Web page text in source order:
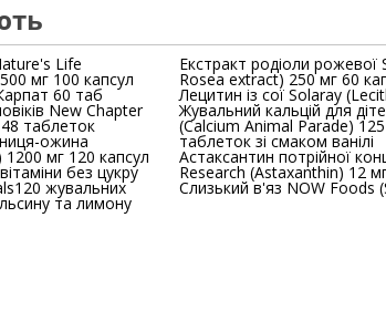
Life
мг 100 капсул
60 таб
New Chapter
таблеток
ожина
мг 120 капсул
без цукру
жувальних
та лимону
Екстракт родіоли рожевої
Rosea extract) 250 мг 60
Лецитин із сої Solaray
Жувальний кальцій для
(Calcium Animal Parade)
таблеток зі смаком ванілі
Астаксантин потрійної
Research (Astaxanthin)
Слизький в'яз NOW Foods